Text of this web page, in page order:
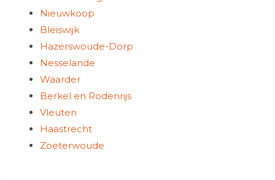
Nieuwkoop
Bleiswijk
Hazerswoude-Dorp
Nesselande
Waarder
Berkel en Rodenrijs
Vleuten
Haastrecht
Zoeterwoude